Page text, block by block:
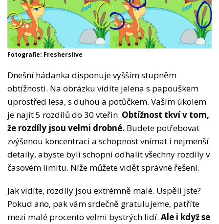
Fotografie: Fresherslive
Dnešní hádanka disponuje vyšším stupněm
obtížnosti. Na obrázku vidíte jelena s papouškem
uprostřed lesa, s duhou a potůčkem. Vaším úkolem
je najít 5 rozdílů do 30 vteřin. Obtížnost tkví v tom,
že rozdíly jsou velmi drobné. Budete potřebovat
zvýšenou koncentraci a schopnost vnímat i nejmenší
detaily, abyste byli schopni odhalit všechny rozdíly v
časovém limitu. Níže můžete vidět správné řešení.
Jak vidíte, rozdíly jsou extrémně malé. Uspěli jste?
Pokud ano, pak vám srdečně gratulujeme, patříte
mezi malé procento velmi bystrých lidí. Ale i když se